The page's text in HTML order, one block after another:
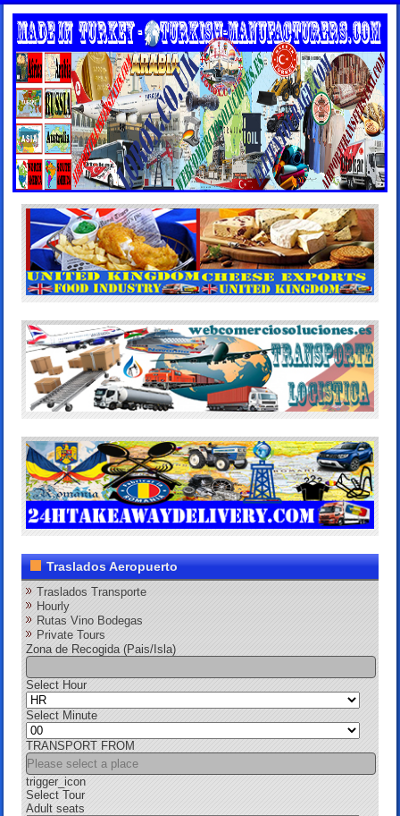
Traslados Aeropuerto
Traslados Transporte
Hourly
Rutas Vino Bodegas
Private Tours
Zona de Recogida (Pais/Isla)
Select Hour
Select Minute
TRANSPORT FROM
trigger_icon
Select Tour
Adult seats